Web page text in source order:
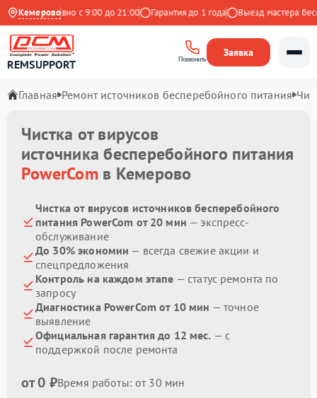
Кемерово
Ежедневно с 9:00 до 21:00 Гарантия до 1 года Выезд мастера
REMSUPPORT Позвонить
Заявка
Главная Ремонт источников бесперебойного питания
Чистка от вирусов
источника бесперебойного питания
PowerComв Кемерово
Чистка от вирусов источников бесперебойного
питания PowerCom от 20 мин — экспресс-
обслуживание
До 30% экономии — всегда свежие акции и
спецпредложения
Контроль на каждом этапе — статус ремонта по
запросу
Диагностика PowerCom от 10 мин — точное
выявление
Официальная гарантия до 12 мес. — с
поддержкой после ремонта
от 0 ₽Время работы: от 30 мин